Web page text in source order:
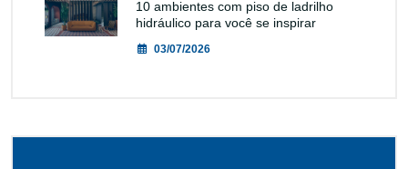
10 ambientes com piso de ladrilho
hidráulico para você se inspirar
03/07/2026